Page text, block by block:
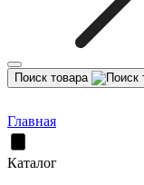
Поиск товара
Главная
Каталог